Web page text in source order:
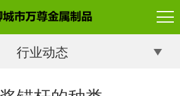
行业动态